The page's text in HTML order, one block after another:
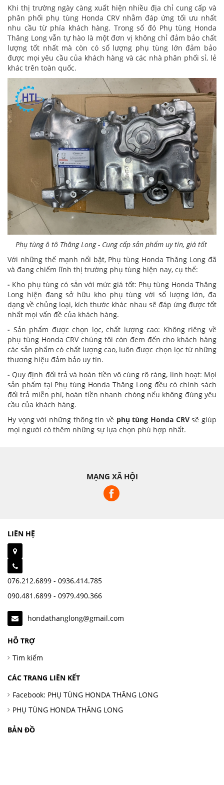
Khi thị trường ngày càng xuất hiện nhiều địa chỉ cung cấp và
phân phối phụ tùng Honda CRV nhằm đáp ứng tối ưu nhất
nhu cầu từ phía khách hàng. Trong số đó Phụ tùng Honda
Thăng Long vẫn tự hào là một đơn vị không chỉ đảm bảo chất
lượng tốt nhất mà còn có số lượng phụ tùng lớn đảm bảo
được mọi yêu cầu của khách hàng và các nhà phân phối sỉ, lẻ
khác trên toàn quốc.
Phụ tùng ô tô Thăng Long - Cung cấp sản phẩm uy tín, giá tốt
Với những thế mạnh nổi bật, Phụ tùng Honda Thăng Long đã
và đang chiếm lĩnh thị trường phụ tùng hiện nay, cụ thể:
- Kho phụ tùng có sẵn với mức giá tốt: Phụ tùng Honda Thăng
Long hiện đang sở hữu kho phụ tùng với số lượng lớn, đa
dạng về chủng loại, kích thước khác nhau sẽ đáp ứng được tốt
nhất mọi vấn đề của khách hàng.
- Sản phẩm được chọn lọc, chất lượng cao: Không riêng về
phụ tùng Honda CRV chúng tôi còn đem đến cho khách hàng
các sản phẩm có chất lượng cao, luôn được chọn lọc từ những
thương hiệu đảm bảo uy tín.
- Quy định đổi trả và hoàn tiền vô cùng rõ ràng, linh hoạt: Mọi
sản phẩm tại Phụ tùng Honda Thăng Long đều có chính sách
đổi trả miễn phí, hoàn tiền nhanh chóng nếu không đúng yêu
cầu của khách hàng.
Hy vọng với những thông tin về phụ tùng Honda CRVsẽ giúp
mọi người có thêm những sự lựa chọn phù hợp nhất.
MẠNG XÃ HỘI
LIÊN HỆ
076.212.6899 - 0936.414.785
090.481.6899 - 0979.490.366
hondathanglong@gmail.com
HỖ TRỢ
Tìm kiếm
CÁC TRANG LIÊN KẾT
Facebook: PHỤ TÙNG HONDA THĂNG LONG
PHỤ TÙNG HONDA THĂNG LONG
BẢN ĐỒ